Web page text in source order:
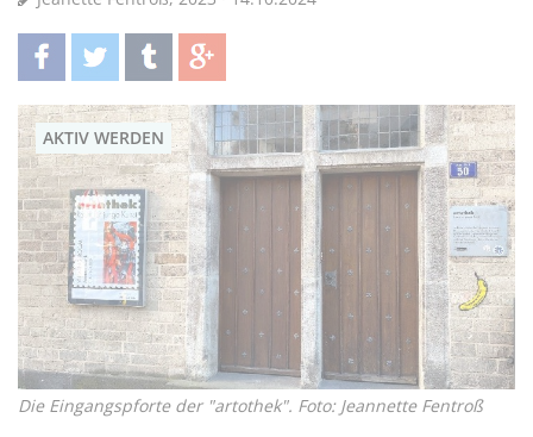
teilentwittern teilen teilen
AKTIV WERDEN
Die Eingangspforte der "artothek". Foto: Jeannette Fentroß